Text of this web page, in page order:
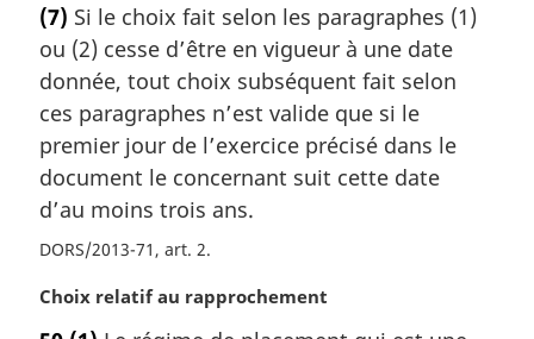
t
e
m
r
g
i
n
l
e
(7) Si le choix fait selon les paragraphes (1)
ou (2) cesse d’être en vigueur à une date
donnée, tout choix subséquent fait selon
ces paragraphes n’est valide que si le
premier jour de l’exercice précisé dans le
document le concernant suit cette date
d’au moins trois ans.
DORS/2013-71, art. 2
N
Choix relatif au rapprochement